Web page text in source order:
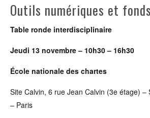
Outils numériques et
Table ronde interdisciplinaire
Jeudi 13 novembre – 10h30 – 16h30
École nationale des chartes
Site Calvin, 6 rue Jean Calvin (3e étage) –
– Paris